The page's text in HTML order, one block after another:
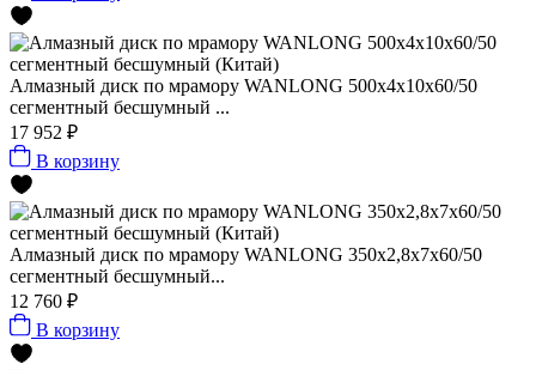
Алмазный диск по мрамору WANLONG 500х4х10х60/50
сегментный бесшумный ...
17 952 ₽
В корзину
Алмазный диск по мрамору WANLONG 350х2,8х7х60/50
сегментный бесшумный...
12 760 ₽
В корзину